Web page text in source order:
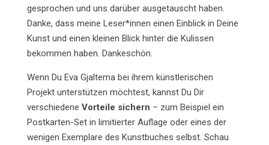
gesprochen und uns darüber ausgetauscht haben.
Danke, dass meine Leser*innen einen Einblick in Deine
Kunst und einen kleinen Blick hinter die Kulissen
bekommen haben. Dankeschön.
Wenn Du Eva Gjaltema bei ihrem künstlerischen
Projekt unterstützen möchtest, kannst Du Dir
verschiedene Vorteile sichern – zum Beispiel ein
Postkarten-Set in limitierter Auflage oder eines der
wenigen Exemplare des Kunstbuches selbst. Schau